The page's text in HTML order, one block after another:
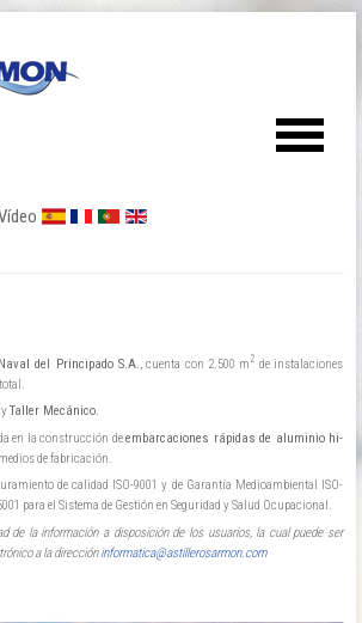
del Principado S.A. , cuenta con 2.500 m 2 de instalaciones
total.
yTaller Mecánico.
en la construcción deembarcaciones rápidas de aluminio hi-
de fabricación.
de calidad ISO-9001 y de Garantía Medioambiental ISO-
para el Sistema de Gestión en Seguridad y Salud Ocupacional.
de la información a disposición de los usuarios, la cual puede ser
a la direccióninformatica@astillerosarmon.com